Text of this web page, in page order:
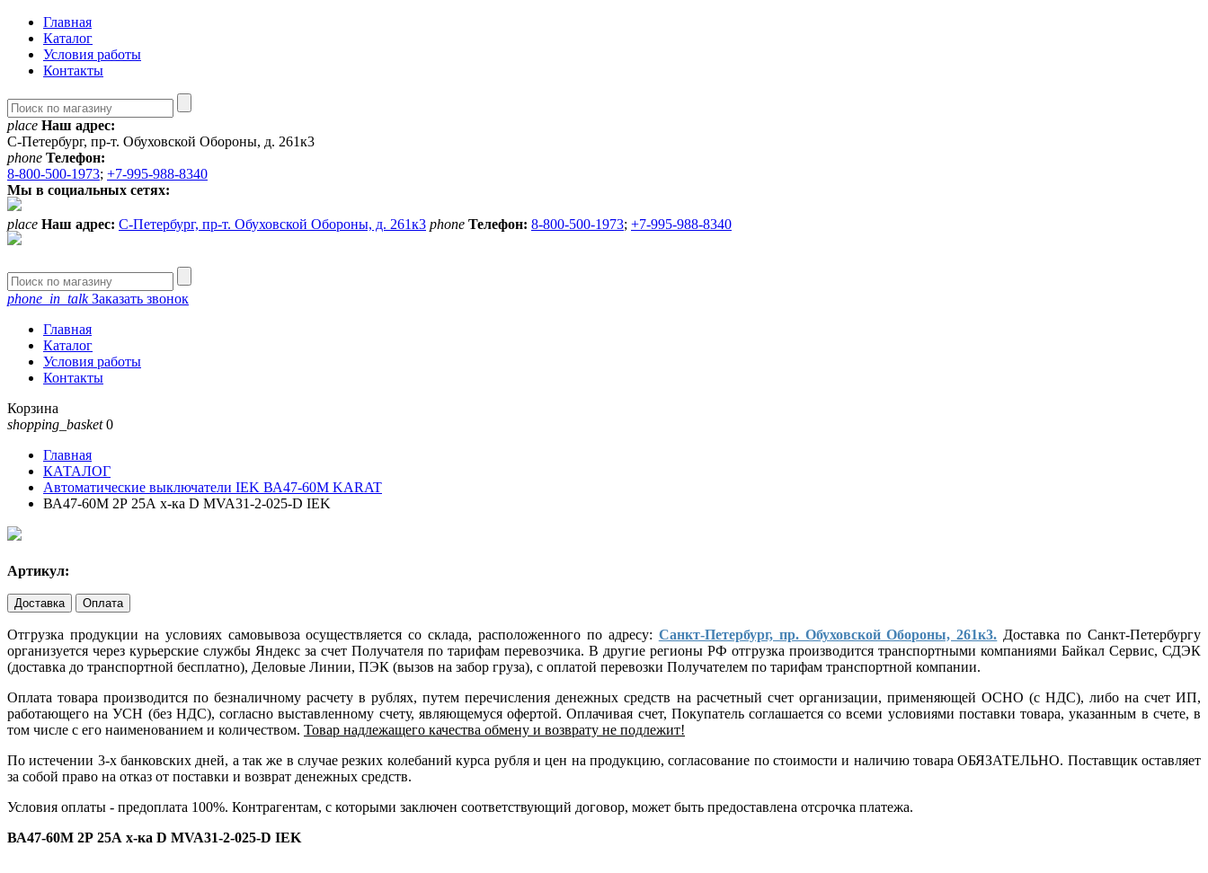
Главная
Каталог
Условия работы
Контакты
place Наш адрес:
С-Петербург, пр-т. Обуховской Обороны, д. 261к3
phone Телефон:
8-800-500-1973; +7-995-988-8340
Мы в социальных сетях:
place Наш адрес: С-Петербург, пр-т. Обуховской Обороны, д. 261к3 phone Телефон: 8-800-500-1973; +7-995-988-8340
phone_in_talkЗаказать звонок
Главная
Каталог
Условия работы
Контакты
Корзина
shopping_basket 0
Главная
КАТАЛОГ
Автоматические выключатели IEK ВА47-60М KARAT
ВА47-60М 2Р 25А х-ка D MVA31-2-025-D IEK
Артикул:
Доставка Оплата
Отгрузка продукции на условиях самовывоза осуществляется со склада, расположенного по адресу: Санкт-Петербург, пр. Обуховской Обороны, 261к3. Доставка по Санкт-Петербургу
организуется через курьерские службы Яндекс за счет Получателя по тарифам перевозчика. В другие регионы РФ отгрузка производится транспортными компаниями Байкал Сервис, СДЭК
(доставка до транспортной бесплатно), Деловые Линии, ПЭК (вызов на забор груза), с оплатой перевозки Получателем по тарифам транспортной компании.
Оплата товара производится по безналичному расчету в рублях, путем перечисления денежных средств на расчетный счет организации, применяющей ОСНО (с НДС), либо на счет ИП,
работающего на УСН (без НДС), согласно выставленному счету, являющемуся офертой. Оплачивая счет, Покупатель соглашается со всеми условиями поставки товара, указанным в счете, в
том числе с его наименованием и количеством. Товар надлежащего качества обмену и возврату не подлежит!
По истечении 3-х банковских дней, а так же в случае резких колебаний курса рубля и цен на продукцию, согласование по стоимости и наличию товара ОБЯЗАТЕЛЬНО. Поставщик оставляет
за собой право на отказ от поставки и возврат денежных средств.
Условия оплаты - предоплата 100%. Контрагентам, с которыми заключен соответствующий договор, может быть предоставлена отсрочка платежа.
ВА47-60М 2Р 25А х-ка D MVA31-2-025-D IEK